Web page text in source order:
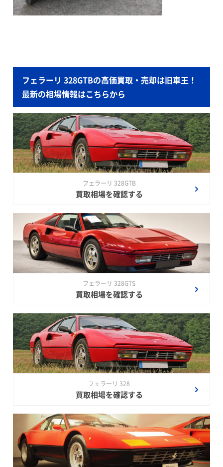
フェラーリ 328GTBの高価買取・売却は旧車王！
最新の相場情報はこちらから
フェラーリ 328GTB
買取相場を確認する
フェラーリ 328GTS
買取相場を確認する
フェラーリ 328
買取相場を確認する